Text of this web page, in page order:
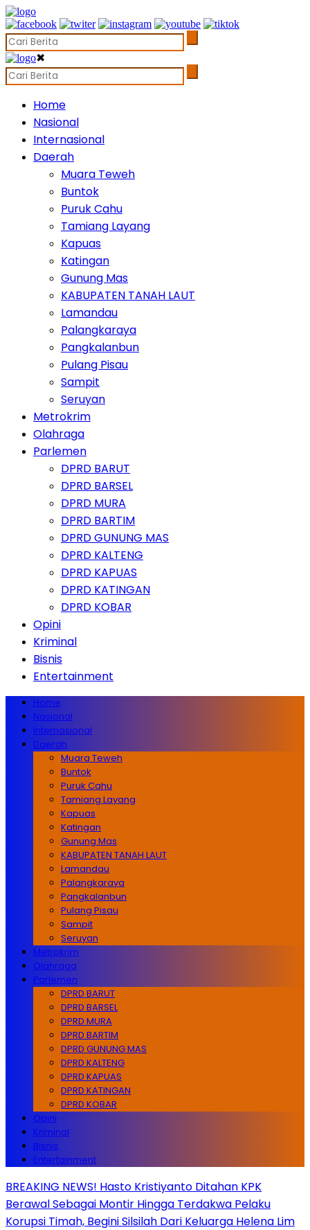
✖
Home
Nasional
Internasional
Daerah
Muara Teweh
Buntok
Puruk Cahu
Tamiang Layang
Kapuas
Katingan
Gunung Mas
KABUPATEN TANAH LAUT
Lamandau
Palangkaraya
Pangkalanbun
Pulang Pisau
Sampit
Seruyan
Metrokrim
Olahraga
Parlemen
DPRD BARUT
DPRD BARSEL
DPRD MURA
DPRD BARTIM
DPRD GUNUNG MAS
DPRD KALTENG
DPRD KAPUAS
DPRD KATINGAN
DPRD KOBAR
Opini
Kriminal
Bisnis
Entertainment
Home
Nasional
Internasional
Daerah
Muara Teweh
Buntok
Puruk Cahu
Tamiang Layang
Kapuas
Katingan
Gunung Mas
KABUPATEN TANAH LAUT
Lamandau
Palangkaraya
Pangkalanbun
Pulang Pisau
Sampit
Seruyan
Metrokrim
Olahraga
Parlemen
DPRD BARUT
DPRD BARSEL
DPRD MURA
DPRD BARTIM
DPRD GUNUNG MAS
DPRD KALTENG
DPRD KAPUAS
DPRD KATINGAN
DPRD KOBAR
Opini
Kriminal
Bisnis
Entertainment
BREAKING NEWS! Hasto Kristiyanto Ditahan KPK
Berawal Sebagai Montir Hingga Terdakwa Pelaku
Korupsi Timah, Begini Silsilah Dari Keluarga Helena Lim